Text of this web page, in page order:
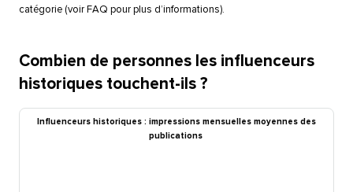
catégorie (voir FAQ pour plus d’informations).​​
Combien de personnes les influenceurs
historiques touchent-ils ?​​
Influenceurs historiques : impressions mensuelles moyennes des
publications​​